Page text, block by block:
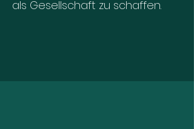
als Gesellschaft zu schaffen.